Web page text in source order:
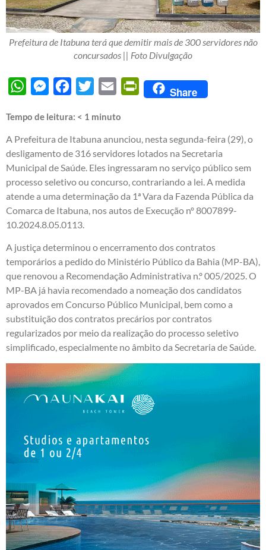
Prefeitura de Itabuna terá que demitir mais de 300 servidores não
concursados || Foto Divulgação
WhatsAppMessengerFacebook
Twitter Email PrintFriendly
Share
Tempo de leitura: < 1 minuto
A Prefeitura de Itabuna anunciou, nesta segunda-feira (29), o
desligamento de 316 servidores lotados na Secretaria
Municipal de Saúde. Eles ingressaram no serviço público sem
processo seletivo ou concurso, contrariando a lei. A medida
atende a uma determinação da 1ª Vara da Fazenda Pública da
Comarca de Itabuna, nos autos de Execução nº 8007899-
10.2024.8.05.0113.
A justiça determinou o encerramento dos contratos
temporários a pedido do Ministério Público da Bahia (MP-BA),
que renovou a Recomendação Administrativa n.º 005/2025. O
MP-BA já havia recomendado a nomeação dos candidatos
aprovados em Concurso Público Municipal, bem como a
substituição dos contratos precários por contratos
regularizados por meio da realização do processo seletivo
simplificado, especialmente no âmbito da Secretaria de Saúde.